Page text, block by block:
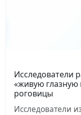
Исследователи
«живую глазную
роговицы
Исследователи